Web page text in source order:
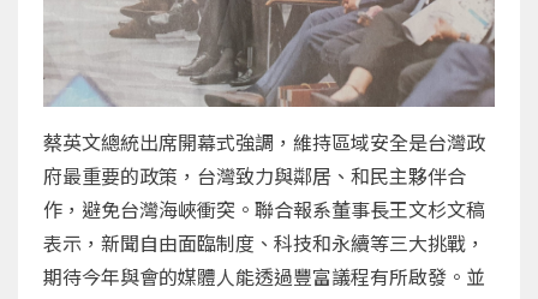
蔡英文總統出席開幕式強調，維持區域安全是台灣政
府最重要的政策，台灣致力與鄰居、和民主夥伴合
作，避免台灣海峽衝突。聯合報系董事長王文杉文稿
表示，新聞自由面臨制度、科技和永續等三大挑戰，
期待今年與會的媒體人能透過豐富議程有所啟發。並